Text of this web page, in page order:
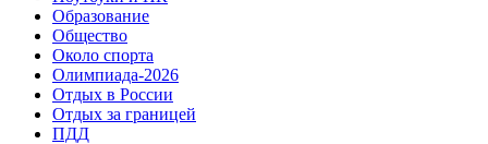
Образование
Общество
Около спорта
Олимпиада-2026
Отдых в России
Отдых за границей
ПДД